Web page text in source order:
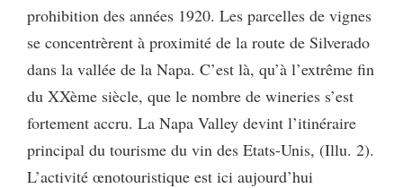
prohibition des années 1920. Les parcelles de vignes
se concentrèrent à proximité de la route de Silverado
dans la vallée de la Napa. C’est là, qu’à l’extrême fin
du XXème siècle, que le nombre de wineries s’est
fortement accru. La Napa Valley devint l’itinéraire
principal du tourisme du vin des Etats-Unis, (Illu. 2).
L’activité œnotouristique est ici aujourd’hui